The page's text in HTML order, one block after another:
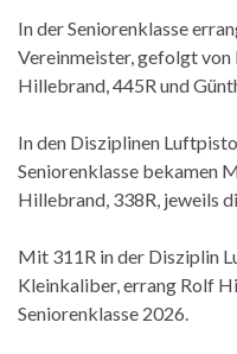
In der Seniorenklasse
Vereinmeister, gefolgt
Hillebrand, 445R und
In den Disziplinen
Seniorenklasse bekamen
Hillebrand, 338R, jeweils
Mit 311R in der Disziplin
Kleinkaliber, errang Rolf
Seniorenklasse 2026.